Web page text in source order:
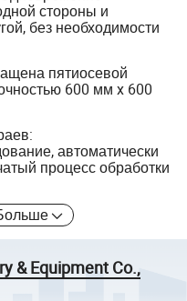
стороны и
без необходимости
пятиосевой
600 мм x 600
автоматически
процесс обработки
& Equipment Co.,